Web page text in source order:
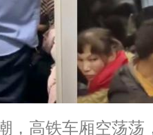
，高铁车厢空荡荡